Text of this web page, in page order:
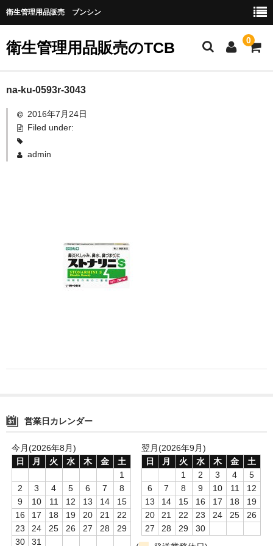
衛生管理用品販売 ブンシン
衛生管理用品販売のTCB 0
お勧め商品
医薬品
作業場所の衛生管理
作業時につかうもの
スタジオ用品
お問い合わせ
特商法にもとづく表記
カート
na-ku-0593r-3043
2016年7月24日
Filed under:
admin
営業日カレンダー
今月(2026年8月)
日
月 火 水 木 金
土
1
2
3 4 5 6 7
8
9
10 11 12 13 14
15
16
17 18 19 20 21
22
23
24 25 26 27 28
29
30
31
翌月(2026年9月)
日
月 火 水 木 金
土
1
2 3 4
5
6
7 8 9 10 11
12
13
14 15 16 17 18
19
20
21 22 23 24 25
26
27
28 29
30